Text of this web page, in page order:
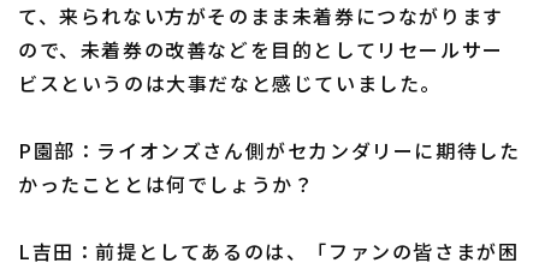
て、来られない方がそのまま未着券につながります
ので、未着券の改善などを目的としてリセールサー
ビスというのは大事だなと感じていました。
P園部：ライオンズさん側がセカンダリーに期待した
かったこととは何でしょうか？
L吉田：前提としてあるのは、「ファンの皆さまが困